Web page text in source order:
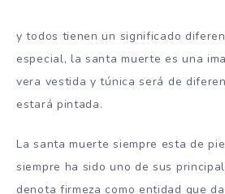
y todos tienen un significado
especial, la santa muerte es una
vera vestida y túnica será de
estará pintada.
La santa muerte siempre esta de
siempre ha sido uno de sus
denota firmeza como entidad que